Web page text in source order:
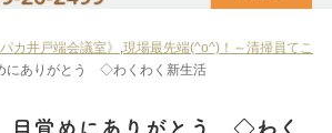
パカ井戸端会議室》 ,現場最先端(^o^)！～清掃員てこ
にありがとう ◇わくわく新生活